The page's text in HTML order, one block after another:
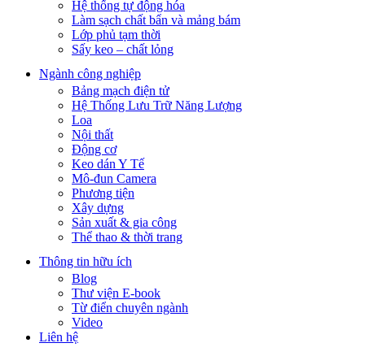
Hệ thống tự động hóa
Làm sạch chất bẩn và mảng bám
Lớp phủ tạm thời
Sấy keo – chất lỏng
Ngành công nghiệp
Bảng mạch điện tử
Hệ Thống Lưu Trữ Năng Lượng
Loa
Nội thất
Động cơ
Keo dán Y Tế
Mô-đun Camera
Phương tiện
Xây dựng
Sản xuất & gia công
Thể thao & thời trang
Thông tin hữu ích
Blog
Thư viện E-book
Từ điển chuyên ngành
Video
Liên hệ